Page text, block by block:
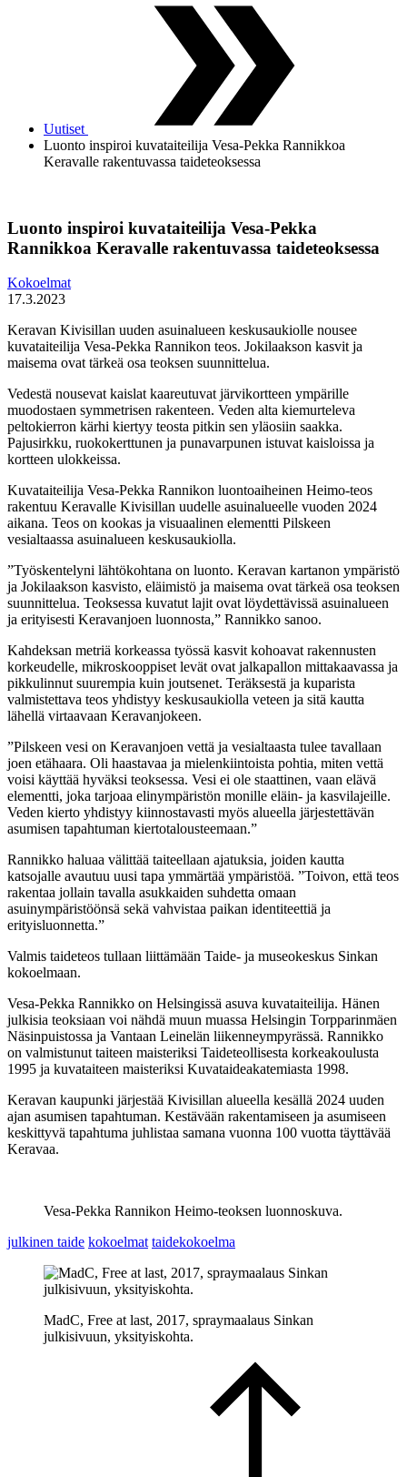
Uutiset
Luonto inspiroi kuvataiteilija Vesa-Pekka Rannikkoa
Keravalle rakentuvassa taideteoksessa
Luonto inspiroi kuvataiteilija Vesa-Pekka
Rannikkoa Keravalle rakentuvassa taideteoksessa
Kokoelmat
17.3.2023
Keravan Kivisillan uuden asuinalueen keskusaukiolle nousee
kuvataiteilija Vesa-Pekka Rannikon teos. Jokilaakson kasvit ja
maisema ovat tärkeä osa teoksen suunnittelua.
Vedestä nousevat kaislat kaareutuvat järvikortteen ympärille
muodostaen symmetrisen rakenteen. Veden alta kiemurteleva
peltokierron kärhi kiertyy teosta pitkin sen yläosiin saakka.
Pajusirkku, ruokokerttunen ja punavarpunen istuvat kaisloissa ja
kortteen ulokkeissa.
Kuvataiteilija Vesa-Pekka Rannikon luontoaiheinen Heimo-teos
rakentuu Keravalle Kivisillan uudelle asuinalueelle vuoden 2024
aikana. Teos on kookas ja visuaalinen elementti Pilskeen
vesialtaassa asuinalueen keskusaukiolla.
”Työskentelyni lähtökohtana on luonto. Keravan kartanon ympäristö
ja Jokilaakson kasvisto, eläimistö ja maisema ovat tärkeä osa teoksen
suunnittelua. Teoksessa kuvatut lajit ovat löydettävissä asuinalueen
ja erityisesti Keravanjoen luonnosta,” Rannikko sanoo.
Kahdeksan metriä korkeassa työssä kasvit kohoavat rakennusten
korkeudelle, mikroskooppiset levät ovat jalkapallon mittakaavassa ja
pikkulinnut suurempia kuin joutsenet. Teräksestä ja kuparista
valmistettava teos yhdistyy keskusaukiolla veteen ja sitä kautta
lähellä virtaavaan Keravanjokeen.
”Pilskeen vesi on Keravanjoen vettä ja vesialtaasta tulee tavallaan
joen etähaara. Oli haastavaa ja mielenkiintoista pohtia, miten vettä
voisi käyttää hyväksi teoksessa. Vesi ei ole staattinen, vaan elävä
elementti, joka tarjoaa elinympäristön monille eläin- ja kasvilajeille.
Veden kierto yhdistyy kiinnostavasti myös alueella järjestettävän
asumisen tapahtuman kiertotalousteemaan.”
Rannikko haluaa välittää taiteellaan ajatuksia, joiden kautta
katsojalle avautuu uusi tapa ymmärtää ympäristöä. ”Toivon, että teos
rakentaa jollain tavalla asukkaiden suhdetta omaan
asuinympäristöönsä sekä vahvistaa paikan identiteettiä ja
erityisluonnetta.”
Valmis taideteos tullaan liittämään Taide- ja museokeskus Sinkan
kokoelmaan.
Vesa-Pekka Rannikko on Helsingissä asuva kuvataiteilija. Hänen
julkisia teoksiaan voi nähdä muun muassa Helsingin Torpparinmäen
Näsinpuistossa ja Vantaan Leinelän liikenneympyrässä. Rannikko
on valmistunut taiteen maisteriksi Taideteollisesta korkeakoulusta
1995 ja kuvataiteen maisteriksi Kuvataideakatemiasta 1998.
Keravan kaupunki järjestää Kivisillan alueella kesällä 2024 uuden
ajan asumisen tapahtuman. Kestävään rakentamiseen ja asumiseen
keskittyvä tapahtuma juhlistaa samana vuonna 100 vuotta täyttävää
Keravaa.
Vesa-Pekka Rannikon Heimo-teoksen luonnoskuva.
julkinen taide kokoelmat taidekokoelma
MadC, Free at last, 2017, spraymaalaus Sinkan
julkisivuun, yksityiskohta.